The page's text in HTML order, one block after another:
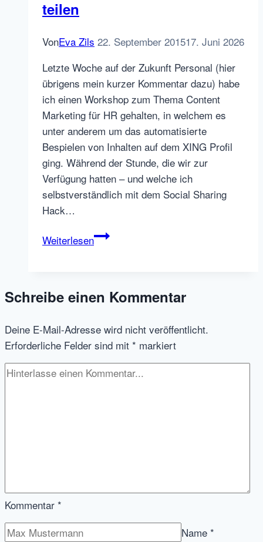
teilen
VonEva Zils 22. September 201517. Juni 2026
Letzte Woche auf der Zukunft Personal (hier
übrigens mein kurzer Kommentar dazu) habe
ich einen Workshop zum Thema Content
Marketing für HR gehalten, in welchem es
unter anderem um das automatisierte
Bespielen von Inhalten auf dem XING Profil
ging. Während der Stunde, die wir zur
Verfügung hatten – und welche ich
selbstverständlich mit dem Social Sharing
Hack…
WeiterlesenSocial
5:
Feeds
im
XING
Profil
Schreibe einen Kommentar
Deine E-Mail-Adresse wird nicht veröffentlicht.
Erforderliche Felder sind mit * markiert
Kommentar *
Name *